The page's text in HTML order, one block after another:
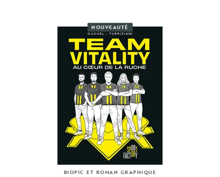
NOUVEAUTÉ
BIOPIC ET ROMAN GRAPHIQUE